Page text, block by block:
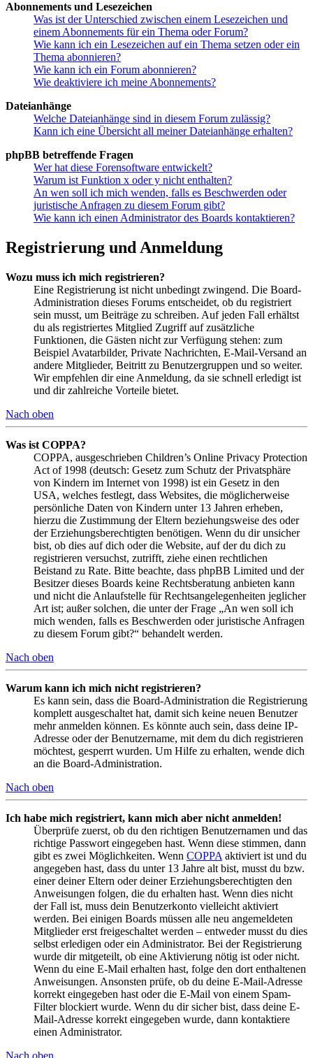
Abonnements und Lesezeichen
Was ist der Unterschied zwischen einem Lesezeichen und
einem Abonnements für ein Thema oder Forum?
Wie kann ich ein Lesezeichen auf ein Thema setzen oder ein
Thema abonnieren?
Wie kann ich ein Forum abonnieren?
Wie deaktiviere ich meine Abonnements?
Dateianhänge
Welche Dateianhänge sind in diesem Forum zulässig?
Kann ich eine Übersicht all meiner Dateianhänge erhalten?
phpBB betreffende Fragen
Wer hat diese Forensoftware entwickelt?
Warum ist Funktion x oder y nicht enthalten?
An wen soll ich mich wenden, falls es Beschwerden oder
juristische Anfragen zu diesem Forum gibt?
Wie kann ich einen Administrator des Boards kontaktieren?
Registrierung und Anmeldung
Wozu muss ich mich registrieren?
Eine Registrierung ist nicht unbedingt zwingend. Die Board-
Administration dieses Forums entscheidet, ob du registriert
sein musst, um Beiträge zu schreiben. Auf jeden Fall erhältst
du als registriertes Mitglied Zugriff auf zusätzliche
Funktionen, die Gästen nicht zur Verfügung stehen: zum
Beispiel Avatarbilder, Private Nachrichten, E-Mail-Versand an
andere Mitglieder, Beitritt zu Benutzergruppen und so weiter.
Wir empfehlen dir eine Anmeldung, da sie schnell erledigt ist
und dir zahlreiche Vorteile bietet.
Nach oben
Was ist COPPA?
COPPA, ausgeschrieben Children’s Online Privacy Protection
Act of 1998 (deutsch: Gesetz zum Schutz der Privatsphäre
von Kindern im Internet von 1998) ist ein Gesetz in den
USA, welches festlegt, dass Websites, die möglicherweise
persönliche Daten von Kindern unter 13 Jahren erheben,
hierzu die Zustimmung der Eltern beziehungsweise des oder
der Erziehungsberechtigten benötigen. Wenn du dir unsicher
bist, ob dies auf dich oder die Website, auf der du dich zu
registrieren versuchst, zutrifft, ziehe einen rechtlichen
Beistand zu Rate. Bitte beachte, dass phpBB Limited und der
Besitzer dieses Boards keine Rechtsberatung anbieten kann
und nicht die Anlaufstelle für Rechtsangelegenheiten jeglicher
Art ist; außer solchen, die unter der Frage „An wen soll ich
mich wenden, falls es Beschwerden oder juristische Anfragen
zu diesem Forum gibt?“ behandelt werden.
Nach oben
Warum kann ich mich nicht registrieren?
Es kann sein, dass die Board-Administration die Registrierung
komplett ausgeschaltet hat, damit sich keine neuen Benutzer
mehr anmelden können. Es könnte auch sein, dass deine IP-
Adresse oder der Benutzername, mit dem du dich registrieren
möchtest, gesperrt wurden. Um Hilfe zu erhalten, wende dich
an die Board-Administration.
Nach oben
Ich habe mich registriert, kann mich aber nicht anmelden!
Überprüfe zuerst, ob du den richtigen Benutzernamen und das
richtige Passwort eingegeben hast. Wenn diese stimmen, dann
gibt es zwei Möglichkeiten. Wenn COPPA aktiviert ist und du
angegeben hast, dass du unter 13 Jahre alt bist, musst du bzw.
einer deiner Eltern oder deiner Erziehungsberechtigten den
Anweisungen folgen, die du erhalten hast. Wenn dies nicht
der Fall ist, muss dein Benutzerkonto vielleicht aktiviert
werden. Bei einigen Boards müssen alle neu angemeldeten
Mitglieder erst freigeschaltet werden – entweder musst du dies
selbst erledigen oder ein Administrator. Bei der Registrierung
wurde dir mitgeteilt, ob eine Aktivierung nötig ist oder nicht.
Wenn du eine E-Mail erhalten hast, folge den dort enthaltenen
Anweisungen. Ansonsten prüfe, ob du deine E-Mail-Adresse
korrekt eingegeben hast oder die E-Mail von einem Spam-
Filter blockiert wurde. Wenn du dir sicher bist, dass deine E-
Mail-Adresse korrekt eingegeben wurde, dann kontaktiere
einen Administrator.
Nach oben